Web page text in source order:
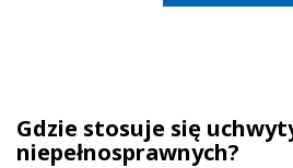
Gdzie stosuje się
niepełnosprawnych?